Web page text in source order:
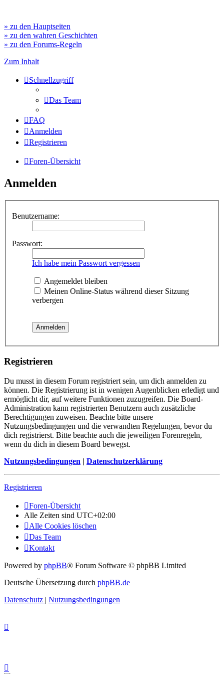
» zu den Hauptseiten
» zu den wahren Geschichten
» zu den Forums-Regeln
Zum Inhalt
Schnellzugriff
Das Team
FAQ
Anmelden
Registrieren
Foren-Übersicht
Anmelden
Benutzername:
Passwort:
Ich habe mein Passwort vergessen
Angemeldet bleiben
Meinen Online-Status während dieser Sitzung
verbergen
Registrieren
Du musst in diesem Forum registriert sein, um dich anmelden zu
können. Die Registrierung ist in wenigen Augenblicken erledigt und
ermöglicht dir, auf weitere Funktionen zuzugreifen. Die Board-
Administration kann registrierten Benutzern auch zusätzliche
Berechtigungen zuweisen. Beachte bitte unsere
Nutzungsbedingungen und die verwandten Regelungen, bevor du
dich registrierst. Bitte beachte auch die jeweiligen Forenregeln,
wenn du dich in diesem Board bewegst.
Nutzungsbedingungen | Datenschutzerklärung
Registrieren
Foren-Übersicht
Alle Zeiten sind UTC+02:00
Alle Cookies löschen
Das Team
Kontakt
Powered by phpBB® Forum Software © phpBB Limited
Deutsche Übersetzung durch phpBB.de
Datenschutz | Nutzungsbedingungen